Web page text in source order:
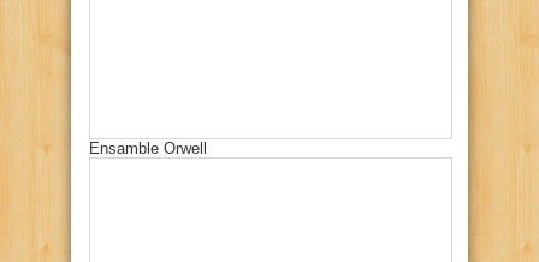
Ensamble Orwell